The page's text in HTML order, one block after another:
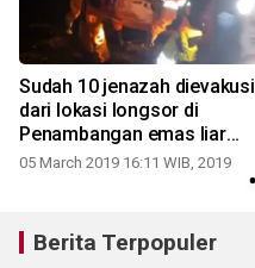
Sudah 10 jenazah dievakusi
dari lokasi longsor di
Penambangan emas liar
Lolayan
05 March 2019 16:11 WIB, 2019
Berita Terpopuler